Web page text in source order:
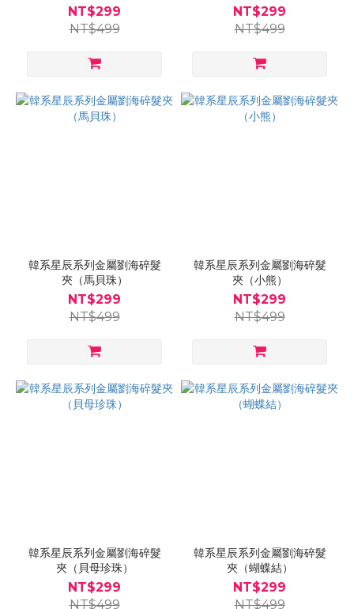
NT$299
NT$499
NT$299
NT$499
韓系星辰系列金屬劉海碎髮
夾（馬貝珠）
NT$299
NT$499
韓系星辰系列金屬劉海碎髮
夾（小熊）
NT$299
NT$499
韓系星辰系列金屬劉海碎髮
夾（貝母珍珠）
NT$299
NT$499
韓系星辰系列金屬劉海碎髮
夾（蝴蝶結）
NT$299
NT$499